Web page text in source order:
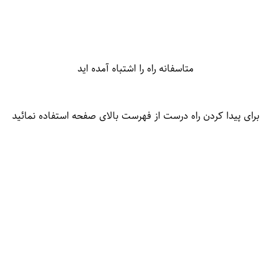
متاسفانه راه را اشتباه آمده اید
برای پیدا کردن راه درست از فهرست بالای صفحه استفاده نمائید